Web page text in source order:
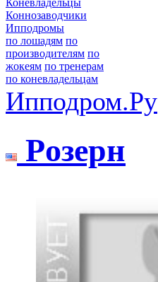
Коневладельцы
Коннозаводчики
Ипподромы
по лошадям по
производителям по
жокеям по тренерам
по коневладельцам
Ипподром.Ру
Рoзeрн